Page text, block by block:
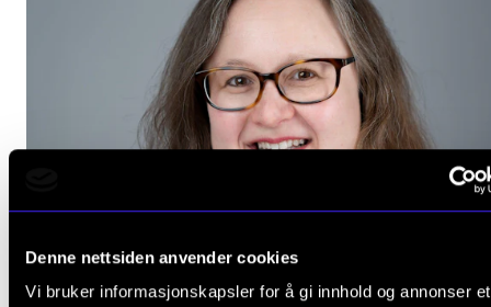
Denne nettsiden anvender cookies
Vi bruker informasjonskapsler for å gi innhold og annonser et